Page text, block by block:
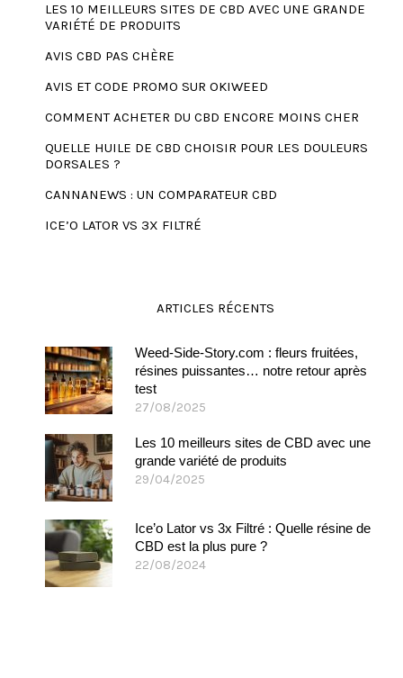
LES 10 MEILLEURS SITES DE CBD AVEC UNE GRANDE
VARIÉTÉ DE PRODUITS
AVIS CBD PAS CHÈRE
AVIS ET CODE PROMO SUR OKIWEED
COMMENT ACHETER DU CBD ENCORE MOINS CHER
QUELLE HUILE DE CBD CHOISIR POUR LES DOULEURS
DORSALES ?
CANNANEWS : UN COMPARATEUR CBD
ICE’O LATOR VS 3X FILTRÉ
ARTICLES RÉCENTS
Weed-Side-Story.com : fleurs fruitées,
résines puissantes… notre retour après
test
27/08/2025
Les 10 meilleurs sites de CBD avec une
grande variété de produits
29/04/2025
Ice’o Lator vs 3x Filtré : Quelle résine de
CBD est la plus pure ?
22/08/2024